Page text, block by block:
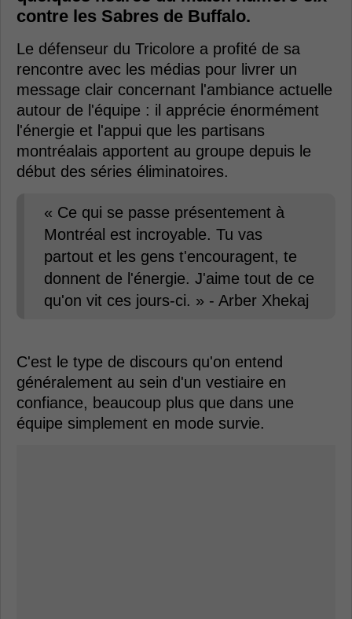
contre les Sabres de Buffalo.
Le défenseur du Tricolore a profité de sa
rencontre avec les médias pour livrer un
message clair concernant l'ambiance actuelle
autour de l'équipe : il apprécie énormément
l'énergie et l'appui que les partisans
montréalais apportent au groupe depuis le
début des séries éliminatoires.
« Ce qui se passe présentement à
Montréal est incroyable. Tu vas
partout et les gens t'encouragent, te
donnent de l'énergie. J'aime tout de ce
qu'on vit ces jours-ci. » - Arber Xhekaj
C'est le type de discours qu'on entend
généralement au sein d'un vestiaire en
confiance, beaucoup plus que dans une
équipe simplement en mode survie.